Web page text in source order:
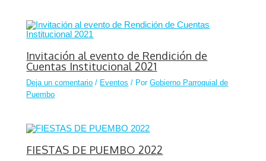
Invitación al evento de Rendición de
Cuentas Institucional 2021
Deja un comentario / Eventos / PorGobierno Parroquial de
Puembo
FIESTAS DE PUEMBO 2022